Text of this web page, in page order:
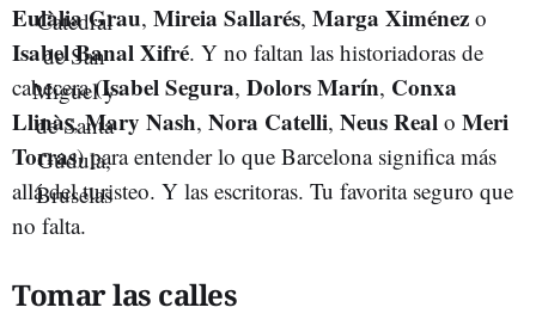
Eulàlia Grau, Mireia Sallarés, Marga Ximénez o
Isabel Banal Xifré. Y no faltan las historiadoras de
cabecera(Isabel Segura, Dolors Marín, Conxa
Llinàs,Mary Nash, Nora Catelli, Neus Real o Meri
Torras) para entender lo que Barcelona significa más
allá del turisteo. Y las escritoras. Tu favorita seguro que
no falta.
Tomar las calles